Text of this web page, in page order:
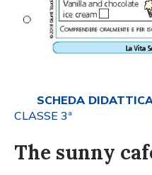
SCHEDA
CLASSE 3ª
The sunny